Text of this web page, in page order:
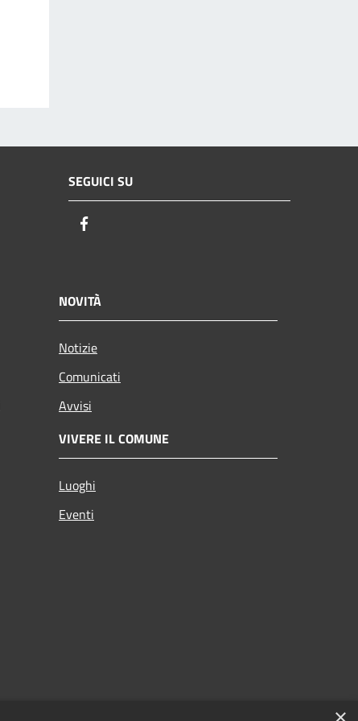
SEGUICI SU
NOVITÀ
Notizie
Comunicati
Avvisi
VIVERE IL COMUNE
Luoghi
Eventi